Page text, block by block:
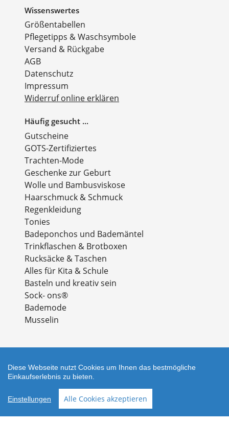
Wissenswertes
Größentabellen
Pflegetipps & Waschsymbole
Versand & Rückgabe
AGB
Datenschutz
Impressum
Widerruf online erklären
Häufig gesucht ...
Gutscheine
GOTS-Zertifiziertes
Trachten-Mode
Geschenke zur Geburt
Wolle und Bambusviskose
Haarschmuck & Schmuck
Regenkleidung
Tonies
Badeponchos und Bademäntel
Trinkflaschen & Brotboxen
Rucksäcke & Taschen
Alles für Kita & Schule
Basteln und kreativ sein
Sock- ons®
Bademode
Musselin
Zahlungsarten
Facebook
Instagram
Diese Webseite nutzt Cookies um Ihnen das bestmögliche
Einkaufserlebnis zu bieten.
Einstellungen Alle Cookies akzeptieren